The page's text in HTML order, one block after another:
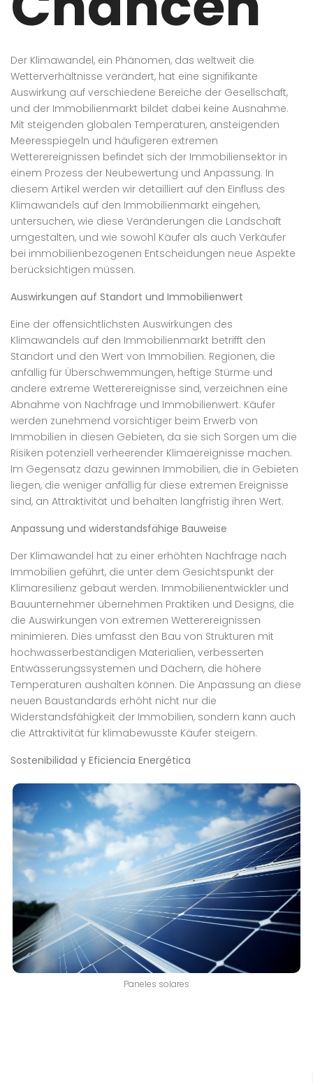
Der Klimawandel, ein Phänomen, das weltweit die
Wetterverhältnisse verändert, hat eine signifikante
Auswirkung auf verschiedene Bereiche der Gesellschaft,
und der Immobilienmarkt bildet dabei keine Ausnahme.
Mit steigenden globalen Temperaturen, ansteigenden
Meeresspiegeln und häufigeren extremen
Wetterereignissen befindet sich der Immobiliensektor in
einem Prozess der Neubewertung und Anpassung. In
diesem Artikel werden wir detailliert auf den Einfluss des
Klimawandels auf den Immobilienmarkt eingehen,
untersuchen, wie diese Veränderungen die Landschaft
umgestalten, und wie sowohl Käufer als auch Verkäufer
bei immobilienbezogenen Entscheidungen neue Aspekte
berücksichtigen müssen.
Auswirkungen auf Standort und Immobilienwert
Eine der offensichtlichsten Auswirkungen des
Klimawandels auf den Immobilienmarkt betrifft den
Standort und den Wert von Immobilien. Regionen, die
anfällig für Überschwemmungen, heftige Stürme und
andere extreme Wetterereignisse sind, verzeichnen eine
Abnahme von Nachfrage und Immobilienwert. Käufer
werden zunehmend vorsichtiger beim Erwerb von
Immobilien in diesen Gebieten, da sie sich Sorgen um die
Risiken potenziell verheerender Klimaereignisse machen.
Im Gegensatz dazu gewinnen Immobilien, die in Gebieten
liegen, die weniger anfällig für diese extremen Ereignisse
sind, an Attraktivität und behalten langfristig ihren Wert.
Anpassung und widerstandsfähige Bauweise
Der Klimawandel hat zu einer erhöhten Nachfrage nach
Immobilien geführt, die unter dem Gesichtspunkt der
Klimaresilienz gebaut werden. Immobilienentwickler und
Bauunternehmer übernehmen Praktiken und Designs, die
die Auswirkungen von extremen Wetterereignissen
minimieren. Dies umfasst den Bau von Strukturen mit
hochwasserbeständigen Materialien, verbesserten
Entwässerungssystemen und Dächern, die höhere
Temperaturen aushalten können. Die Anpassung an diese
neuen Baustandards erhöht nicht nur die
Widerstandsfähigkeit der Immobilien, sondern kann auch
die Attraktivität für klimabewusste Käufer steigern.
Sostenibilidad y Eficiencia Energética
Paneles solares